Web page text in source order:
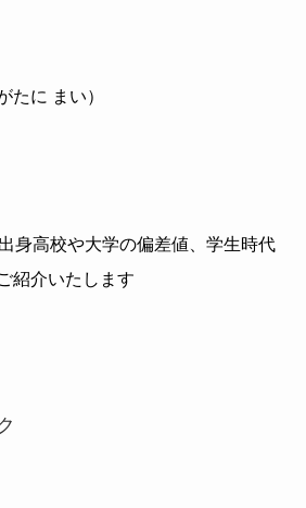
たに まい）
身高校や大学の偏差値、学生時代
紹介いたします